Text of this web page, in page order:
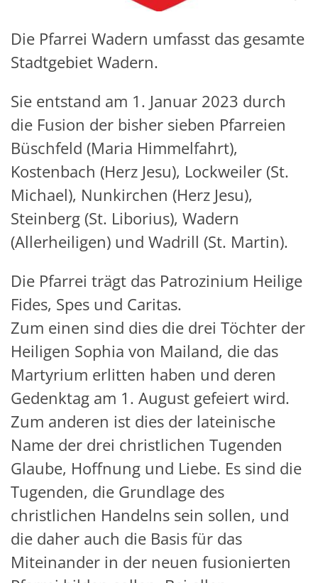
Die Pfarrei Wadern umfasst das gesamte
Stadtgebiet Wadern.
Sie entstand am 1. Januar 2023 durch
die Fusion der bisher sieben Pfarreien
Büschfeld (Maria Himmelfahrt),
Kostenbach (Herz Jesu), Lockweiler (St.
Michael), Nunkirchen (Herz Jesu),
Steinberg (St. Liborius), Wadern
(Allerheiligen) und Wadrill (St. Martin).
Die Pfarrei trägt das Patrozinium Heilige
Fides, Spes und Caritas.
Zum einen sind dies die drei Töchter der
Heiligen Sophia von Mailand, die das
Martyrium erlitten haben und deren
Gedenktag am 1. August gefeiert wird.
Zum anderen ist dies der lateinische
Name der drei christlichen Tugenden
Glaube, Hoffnung und Liebe. Es sind die
Tugenden, die Grundlage des
christlichen Handelns sein sollen, und
die daher auch die Basis für das
Miteinander in der neuen fusionierten